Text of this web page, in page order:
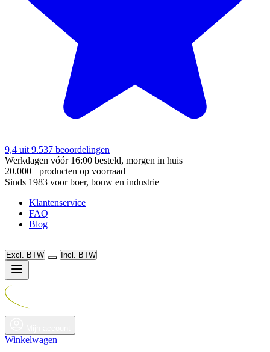
9,4 uit 9.537 beoordelingen
Werkdagen vóór 16:00 besteld, morgen in huis
20.000+ producten op voorraad
Sinds 1983 voor boer, bouw en industrie
Klantenservice
FAQ
Blog
Excl. BTW Incl. BTW
Winkelwagen